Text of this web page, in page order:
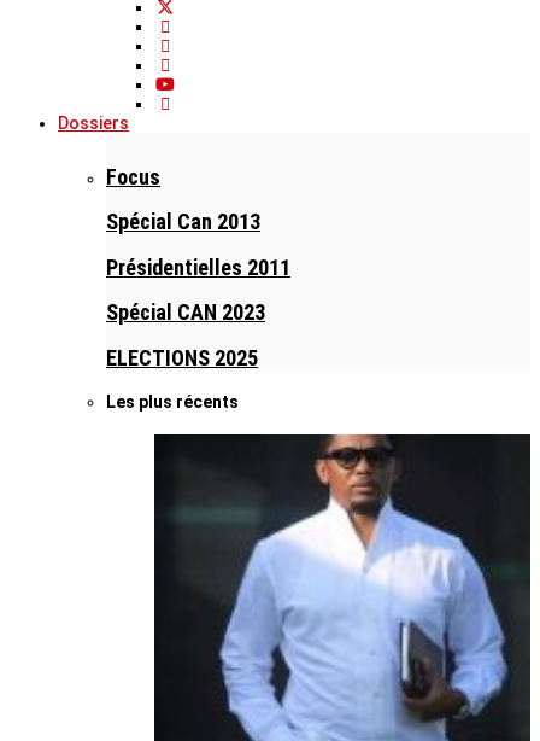
Dossiers
Focus
Spécial Can 2013
Présidentielles 2011
Spécial CAN 2023
ELECTIONS 2025
Les plus récents